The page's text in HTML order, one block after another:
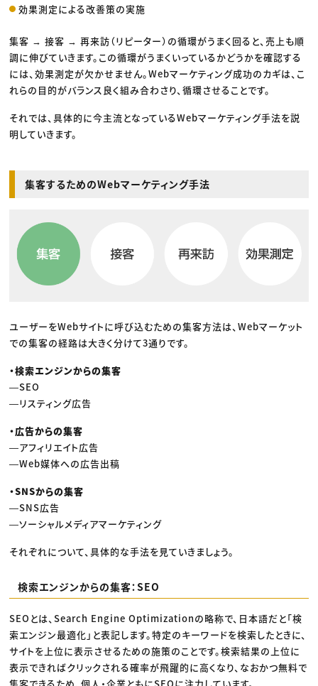
効果測定による改善策の実施
集客 → 接客 → 再来訪（リピーター）の循環がうまく回ると、売上も順
調に伸びていきます。この循環がうまくいっているかどうかを確認する
には、効果測定が欠かせません。Webマーケティング成功のカギは、こ
れらの目的がバランス良く組み合わさり、循環させることです。
それでは、具体的に今主流となっているWebマーケティング手法を説
明していきます。
集客するためのWebマーケティング手法
ユーザーをWebサイトに呼び込むための集客方法は、Webマーケット
での集客の経路は大きく分けて3通りです。
・検索エンジンからの集客
―SEO
―リスティング広告
・広告からの集客
―アフィリエイト広告
―Web媒体への広告出稿
・SNSからの集客
―SNS広告
―ソーシャルメディアマーケティング
それぞれについて、具体的な手法を見ていきましょう。
検索エンジンからの集客：SEO
SEOとは、Search Engine Optimizationの略称で、日本語だと「検
索エンジン最適化」と表記します。特定のキーワードを検索したときに、
サイトを上位に表示させるための施策のことです。検索結果の上位に
表示できればクリックされる確率が飛躍的に高くなり、なおかつ無料で